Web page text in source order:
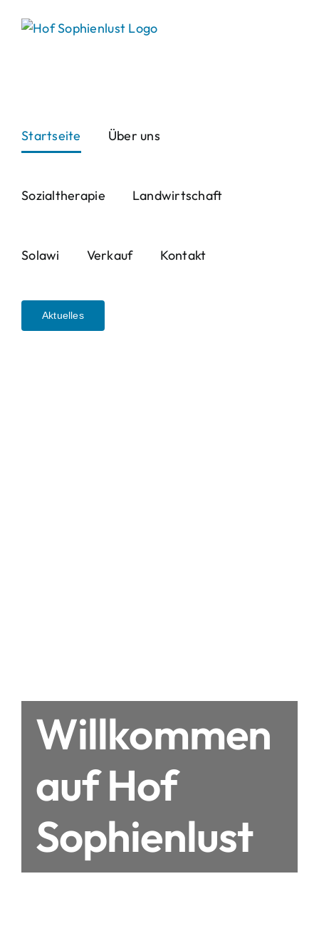
Startseite Über uns
Sozialtherapie Landwirtschaft
Solawi Verkauf Kontakt
Aktuelles
Willkommen
auf Hof
Sophienlust